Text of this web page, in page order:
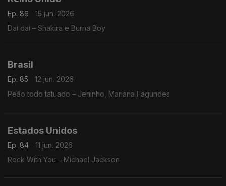
Ep. 86
15 jun. 2026
Dai dai – Shakira e Burna Boy
Brasil
Ep. 85
12 jun. 2026
Peão todo tatuado – Jeninho, Mariana Fagundes
Estados Unidos
Ep. 84
11 jun. 2026
Rock With You – Michael Jackson